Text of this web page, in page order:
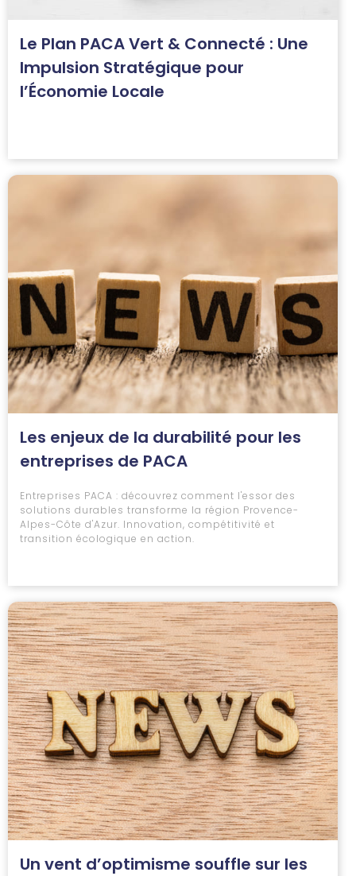
Le Plan PACA Vert & Connecté : Une
Impulsion Stratégique pour
l’Économie Locale
Les enjeux de la durabilité pour les
entreprises de PACA
Entreprises PACA : découvrez comment l'essor des
solutions durables transforme la région Provence-
Alpes-Côte d'Azur. Innovation, compétitivité et
transition écologique en action.
Un vent d’optimisme souffle sur les